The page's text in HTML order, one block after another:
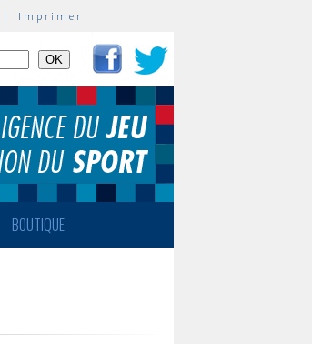
| Imprimer
BOUTIQUE